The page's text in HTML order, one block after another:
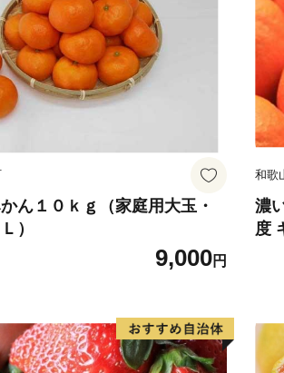
ん１０ｋｇ（家庭用大玉・
）
9,000円
和歌
濃
度